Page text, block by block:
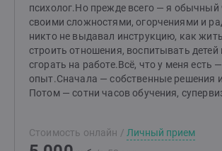
психолог.Но прежде всего — я обычный
своими сложностями, огорчениями и
никто не выдавал инструкцию, как
строить отношения, воспитывать детей
сгорать на работе.Всё, что у меня есть
опыт.Сначала — собственные решения
Потом — сотни часов обучения,
специальных «линз», через которые
Стоимость онлайн / Личный прием